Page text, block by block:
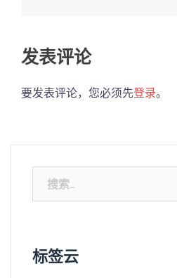
发表评论
要发表评论，您必须先登录。
索：
标签云